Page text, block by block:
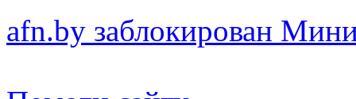
afn.by заблокирован